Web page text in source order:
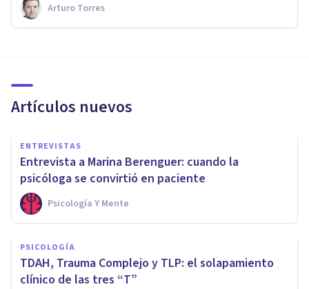
Arturo Torres
Artículos nuevos
ENTREVISTAS
Entrevista a Marina Berenguer: cuando la
psicóloga se convirtió en paciente
Psicología Y Mente
PSICOLOGÍA
TDAH, Trauma Complejo y TLP: el solapamiento
clínico de las tres “T”